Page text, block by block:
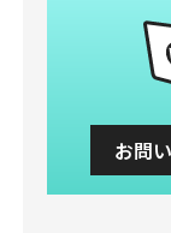
お問